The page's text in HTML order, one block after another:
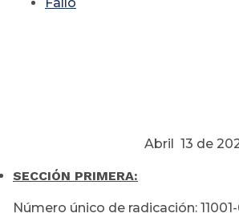
Abril 13 de
SECCIÓN PRIMERA:
Número único de radicación: